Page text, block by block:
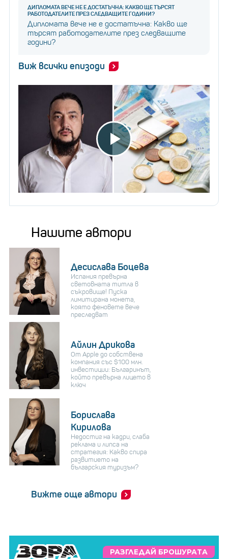
ДИПЛОМАТА ВЕЧЕ НЕ Е ДОСТАТЪЧНА: КАКВО ЩЕ ТЪРСЯТ
РАБОТОДАТЕЛИТЕ ПРЕЗ СЛЕДВАЩИТЕ ГОДИНИ?
Дипломата вече не е достатъчна: Какво ще
търсят работодателите през следващите
години?
Виж всички епизоди
Нашите автори
Десислава Боцева
Испания превърна
световната титла в
съкровище! Пуска
лимитирана монета,
която феновете вече
преследват
Айлин Дрикова
От Apple до собствена
компания със $100 млн.
инвестиции: Българинът,
който превърна лицето в
ключ
Борислава
Кирилова
Недостиг на кадри, слаба
реклама и липса на
стратегия: Какво спира
развитието на
българския туризъм?
Вижте още автори
РАЗГЛЕДАЙ БРОШУРАТА